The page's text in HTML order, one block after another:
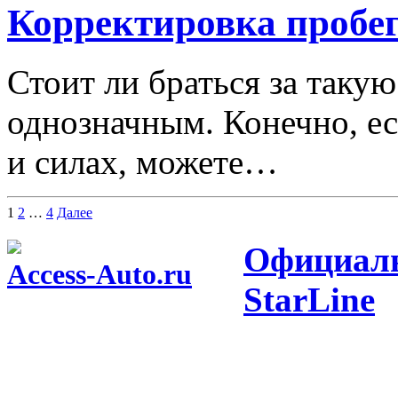
Корректировка
Стоит ли браться за
однозначным. Конечно,
и силах, можете…
Навигация
по
записям
1 2 … 4 Далее
Access-Auto.ru
StarLine